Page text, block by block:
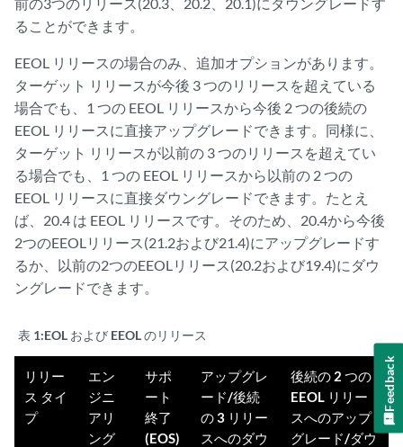
ることができます。
EEOL リリースの場合のみ、追加オプションがあります。
ターゲット リリースが今後 3 つのリリースを超えている
場合でも、1 つの EEOL リリースから今後 2 つの後続の
EEOL リリースに直接アップグレードできます。同様に、
ターゲット リリースが以前の 3 つのリリースを超えてい
る場合でも、1 つの EEOL リリースから以前の 2 つの
EEOL リリースに直接ダウングレードできます。たとえ
ば、20.4 は EEOL リリースです。そのため、20.4から今後
2つのEEOLリリース(21.2および21.4)にアップグレードす
るか、以前の2つのEEOLリリース(20.2および19.4)にダウ
ングレードできます。
表 1:EOL および EEOL のリリース
リリー
ス タイ
プ
エン
ジニ
アリ
ング
サポ
ート
終了
(EOS)
アップグレ
ード/後続
の 3 リリー
スへのダウ
後続の 2 つの
EEOL リリー
スへのアップ
グレード/ダウ
Feedback